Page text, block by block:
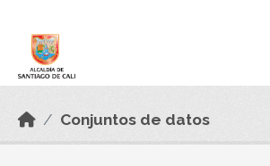
Conjuntos de datos